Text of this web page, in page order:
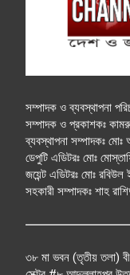
সম্পাদক ও ব্যবস্থাপনা
সম্পাদক ও প্রকাশকঃ
ব্যবস্থাপনা সম্পাদকঃ
ডেপুটি এডিটরঃ মোঃ
জয়েন্ট এডিটরঃ মোঃ রবিউল
সহকারী সম্পাদকঃ শাহ
৩৮ মা ভবন (তৃতীয় তলা)